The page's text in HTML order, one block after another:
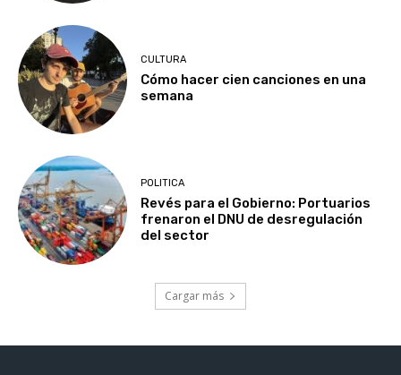
CULTURA
Cómo hacer cien canciones en una
semana
POLITICA
Revés para el Gobierno: Portuarios
frenaron el DNU de desregulación
del sector
Cargar más